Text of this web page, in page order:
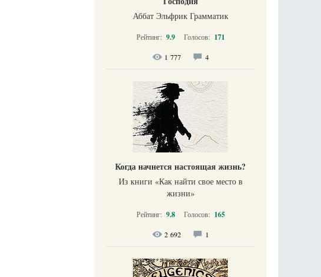
Аббат Эльфрик Грамматик
Рейтинг: 9.9 Голосов: 171
1 777 4
Когда начнется настоящая жизнь?
Из книги «Как найти свое место в
жизни​»
Рейтинг: 9.8 Голосов: 165
2 692 1